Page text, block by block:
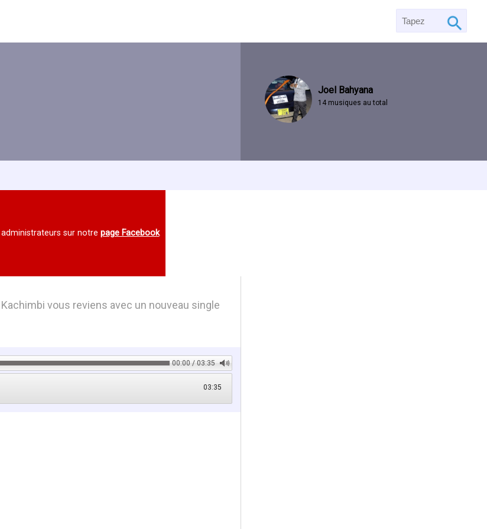
Joel Bahyana
14 musiques au total
sur notre page Facebook
vous reviens avec un nouveau single
00:00 / 03:35
03:35